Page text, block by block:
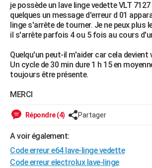
Mobiles
Meilleur smartphone
Internet
Ordinateurs
Jeux vidéo
Guide high-tech
+BRICOLAGE
Forum
Aménagement intérieur
Extérieur
Cuisine
Salle de bains
Jardinage
Rangement
WEEK-END
Guides de France
Escapades
Patrimoine
Expositions
Musées
Week-end nature
+LIFESTYLE
Art de vivre
Bien-être
Loisirs
ModeModes de vie
SANTE
Alimentation
Guide de la santé
Maladies
Médicaments
Sommeil
VOYAGE
Destinations
City break
Voyage nature
Voyage de noces
Forum
Climat
PHOTO
GUIDES D'ACHAT
BONS PLANS
je possède un lave linge vedette VLT
quelques un message d'erreur d 01
linge s'arrête de tourner. Je ne peux plus
il s'arrête parfois 4 ou 5 fois au cours
Quelqu'un peut-il m'aider car cela devient
Un cycle de 30 min dure 1 h 15 en
toujours être présente.
MERCI
Répondre (4) Partager
A voir également:
Code erreur e64 lave-linge vedette
Code erreur electrolux lave-linge